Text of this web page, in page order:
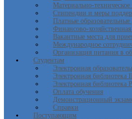
Материально-
Стипендии и меры
Платные образовательные
Финансово-хозяйственная
Вакантные места для
Международное
Организация питания в
Студентам
Электронная
Электронная библиотека
Электронная библиотека
Оплата обучения
Демонстрационный
Справки
Поступающим